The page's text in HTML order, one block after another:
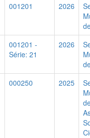
001201 2026
001201 -
Série: 21
2026
000250 2025